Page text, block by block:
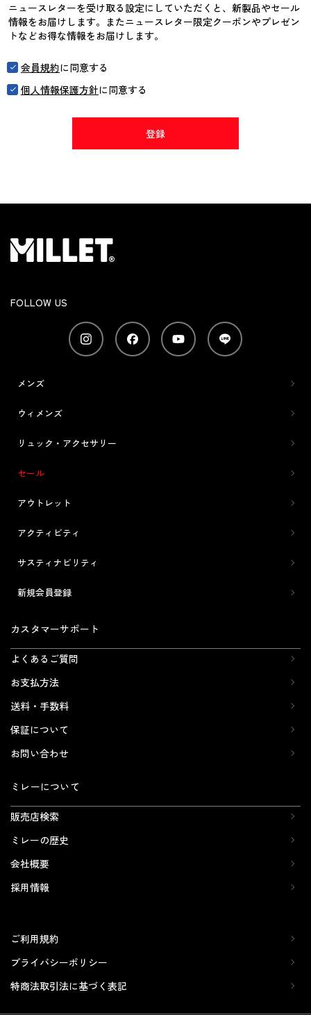
ニュースレターを受け取る設定にしていただくと、新製品やセール
情報をお届けします。またニュースレター限定クーポンやプレゼン
トなどお得な情報をお届けします。
会員規約に同意する
個人情報保護方針に同意する
登録
FOLLOW US
メンズ
ウィメンズ
リュック・アクセサリー
セール
アウトレット
アクティビティ
サスティナビリティ
新規会員登録
カスタマーサポート
よくあるご質問
お支払方法
送料・手数料
保証について
お問い合わせ
ミレーについて
販売店検索
ミレーの歴史
会社概要
採用情報
ご利用規約
プライバシーポリシー
特商法取引法に基づく表記